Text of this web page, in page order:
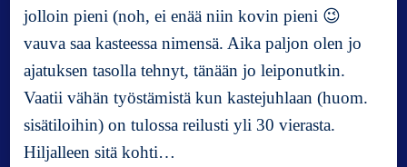
jolloin pieni (noh, ei enää niin kovin pieni 😉
vauva saa kasteessa nimensä. Aika paljon olen jo
ajatuksen tasolla tehnyt, tänään jo leiponutkin.
Vaatii vähän työstämistä kun kastejuhlaan (huom.
sisätiloihin) on tulossa reilusti yli 30 vierasta.
Hiljalleen sitä kohti…